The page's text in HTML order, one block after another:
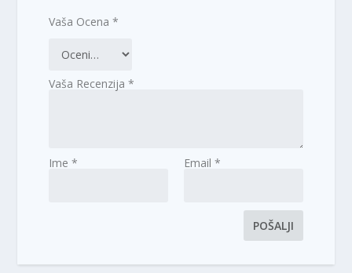
Vaša Ocena*
Vaša Recenzija*
Ime* Email *